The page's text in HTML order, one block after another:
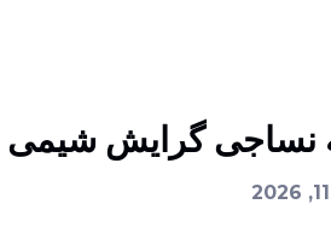
نساجی گرایش